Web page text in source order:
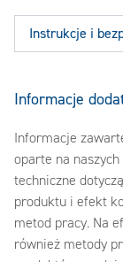
Instrukcje i
Informacje
Informacje
oparte na
techniczne
produktu i efekt
metod pracy. Na
również metody